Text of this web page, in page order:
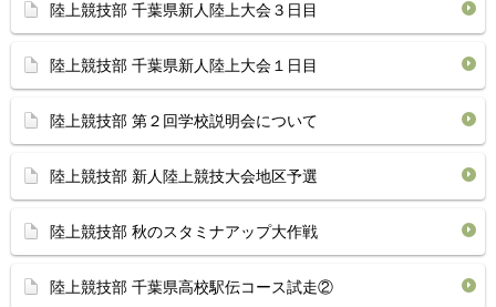
陸上競技部 千葉県新人陸上大会３日目
陸上競技部 千葉県新人陸上大会１日目
陸上競技部 第２回学校説明会について
陸上競技部 新人陸上競技大会地区予選
陸上競技部 秋のスタミナアップ大作戦
陸上競技部 千葉県高校駅伝コース試走②